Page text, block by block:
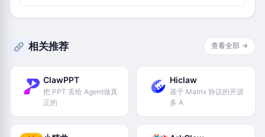
相关推荐 查看全部 →
ClawPPT
把 PPT 丢给 Agent做真
正的
Hiclaw
基于 Matrix 协议的开源
多 A